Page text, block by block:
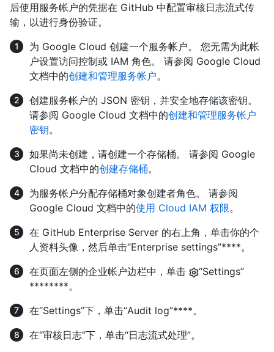
后使用服务帐户的凭据在 GitHub 中配置审核日志流式传
输，以进行身份验证。
为 Google Cloud 创建一个服务帐户。 您无需为此帐
户设置访问控制或 IAM 角色。 请参阅 Google Cloud
文档中的创建和管理服务帐户。
创建服务帐户的 JSON 密钥，并安全地存储该密钥。
请参阅 Google Cloud 文档中的创建和管理服务帐户
密钥。
如果尚未创建，请创建一个存储桶。 请参阅 Google
Cloud 文档中的创建存储桶。
为服务帐户分配存储桶对象创建者角色。 请参阅
Google Cloud 文档中的使用 Cloud IAM 权限。
在 GitHub Enterprise Server 的右上角，单击你的个
人资料头像，然后单击“Enterprise settings”****。
在页面左侧的企业帐户边栏中，单击
“Settings”
********。
在“Settings”下，单击“Audit log”****。
在“审核日志”下，单击“日志流式处理”。